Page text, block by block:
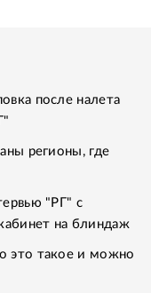
после налета
регионы, где
"РГ" с
на блиндаж
это такое и можно